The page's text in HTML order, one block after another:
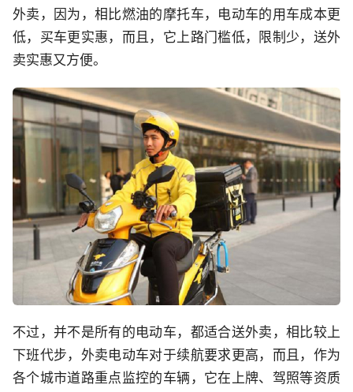
外卖，因为，相比燃油的摩托车，电动车的用车成本更
低，买车更实惠，而且，它上路门槛低，限制少，送外
卖实惠又方便。
不过，并不是所有的电动车，都适合送外卖，相比较上
下班代步，外卖电动车对于续航要求更高，而且，作为
各个城市道路重点监控的车辆，它在上牌、驾照等资质